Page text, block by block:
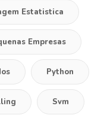
Estatistica
Empresas
Python
Svm